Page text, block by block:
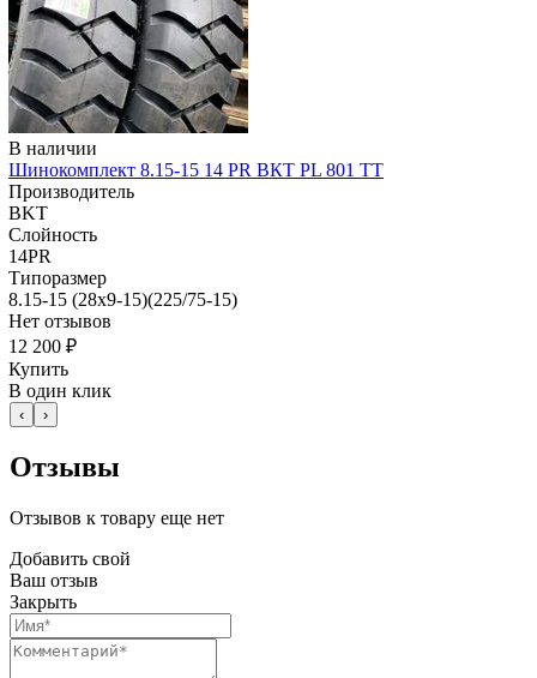
В наличии
Шинокомплект 8.15-15 14 PR ВКТ PL 801 TT
Производитель
BKT
Слойность
14PR
Типоразмер
8.15-15 (28x9-15)(225/75-15)
Нет отзывов
12 200 ₽
Купить
В один клик
‹ ›
Отзывы
Отзывов к товару еще нет
Добавить свой
Ваш отзыв
Закрыть